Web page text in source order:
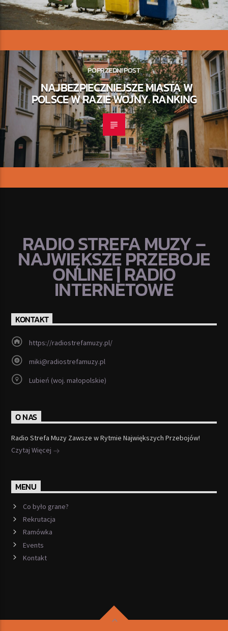
POPRZEDNI POST
NAJBEZPIECZNIEJSZE MIASTA W
POLSCE W RAZIE WOJNY. RANKING
RADIO STREFA MUZY –
NAJWIĘKSZE PRZEBOJE
ONLINE | RADIO
INTERNETOWE
KONTAKT
https://radiostrefamuzy.pl/
miki@radiostrefamuzy.pl
Lubień (woj. małopolskie)
O NAS
Radio Strefa Muzy Zawsze w Rytmie Największych Przebojów!
Czytaj Więcej
MENU
Co było grane?
Rekrutacja
Ramówka
Events
Kontakt